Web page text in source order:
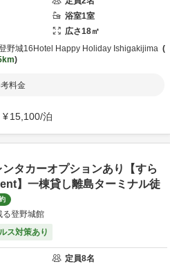
浴室1室
広さ18㎡
野城16 Hotel Happy Holiday Ishigakijima
料金
¥15,100/泊
タカーオプションあり【すら
】一棟貸し離島ターミナル徒
る登野城館
ス対策あり
定員8名